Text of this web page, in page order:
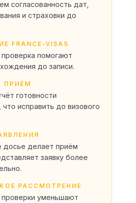
согласованность дат,
и страховки до
FRANCE-VISAS
проверка помогают
до записи.
ПРИЁМ
готовности
исправить до визового
досье делает приём
заявку более
РАССМОТРЕНИЕ
уменьшают